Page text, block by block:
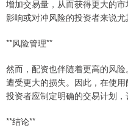
增加交易量，从而获得更大的
影响或对冲风险的投资者来说尤
**风险管理**
然而，配资也伴随着更高的风
遭受更大的损失。因此，在使用
投资者应制定明确的交易计划，
**结论**